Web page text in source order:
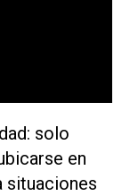
solo
en
situaciones